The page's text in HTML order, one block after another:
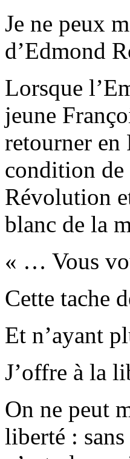
Je ne peux
d’Edmond
Lorsque
jeune
retourner en
condition de
Révolution
blanc de la
« … Vous
Cette tache
Et n’ayant
J’offre à la
On ne peut
liberté :